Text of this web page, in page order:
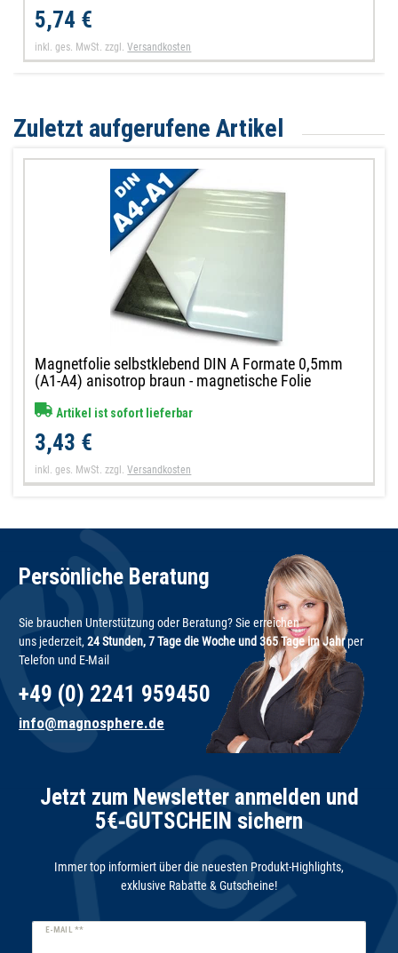
5,74 €
inkl. ges. MwSt. zzgl.Versandkosten
Zuletzt aufgerufene Artikel
Magnetfolie selbstklebend DIN A Formate 0,5mm
(A1-A4) anisotrop braun - magnetische Folie
Artikel ist sofort lieferbar
3,43 €
inkl. ges. MwSt. zzgl.Versandkosten
Persönliche Beratung
Sie brauchen Unterstützung oder Beratung? Sie erreichen
uns jederzeit, 24 Stunden, 7 Tage die Woche und 365 Tage im Jahrper
Telefon und E-Mail
+49 (0) 2241 959450
info@magnosphere.de
Jetzt zum Newsletter anmelden und
5€‑GUTSCHEIN sichern
Immer top informiert über die neuesten Produkt-Highlights,
exklusive Rabatte & Gutscheine!
E-MAIL **
Newsletter